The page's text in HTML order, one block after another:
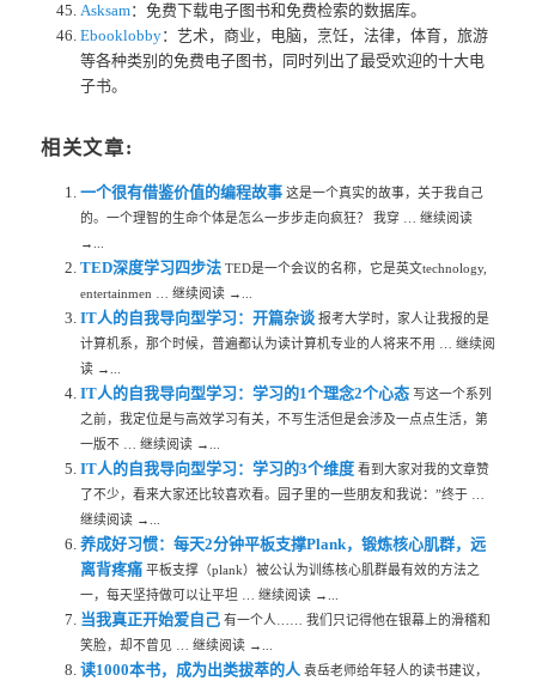
Asksam：免费下载电子图书和免费检索的数据库。
Ebooklobby：艺术，商业，电脑，烹饪，法律，体育，旅游
等各种类别的免费电子图书，同时列出了最受欢迎的十大电
子书。
相关文章:
一个很有借鉴价值的编程故事 这是一个真实的故事，关于我自己
的。一个理智的生命个体是怎么一步步走向疯狂？ 我穿 … 继续阅读
→...
TED深度学习四步法 TED是一个会议的名称，它是英文technology,
entertainmen … 继续阅读 →...
IT人的自我导向型学习：开篇杂谈 报考大学时，家人让我报的是
计算机系，那个时候，普遍都认为读计算机专业的人将来不用 … 继续阅
读 →...
IT人的自我导向型学习：学习的1个理念2个心态 写这一个系列
之前，我定位是与高效学习有关，不写生活但是会涉及一点点生活，第
一版不 … 继续阅读 →...
IT人的自我导向型学习：学习的3个维度 看到大家对我的文章赞
了不少，看来大家还比较喜欢看。园子里的一些朋友和我说：”终于 …
继续阅读 →...
养成好习惯：每天2分钟平板支撑Plank，锻炼核心肌群，远
离背疼痛 平板支撑（plank）被公认为训练核心肌群最有效的方法之
一，每天坚持做可以让平坦 … 继续阅读 →...
当我真正开始爱自己 有一个人…… 我们只记得他在银幕上的滑稽和
笑脸，却不曾见 … 继续阅读 →...
读1000本书，成为出类拔萃的人 袁岳老师给年轻人的读书建议，